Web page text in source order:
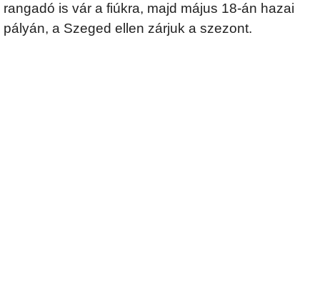
rangadó is vár a fiúkra, majd május 18-án hazai
pályán, a Szeged ellen zárjuk a szezont.